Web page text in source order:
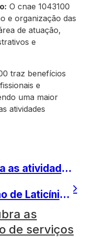
O cnae 1043100
e organização das
de atuação,
e
traz benefícios
e
uma maior
atividades
CNAE 1042200: Descubra as atividades do setor de fabricação de sucos
CNAE 1051100 – Fabricação de Laticínios Explorada
as
de serviços